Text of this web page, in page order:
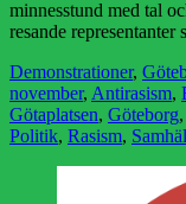
minnesstund med tal
resande representanter
Kategorier
Demonstrationer,
november, Antirasism,
Götaplatsen, Göteborg,
Politik, Rasism,